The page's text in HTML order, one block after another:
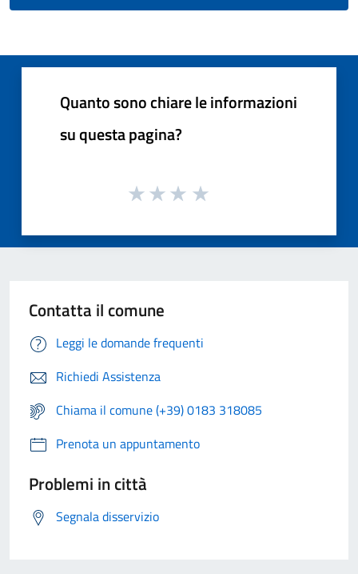
Quanto sono chiare le informazioni
su questa pagina?
Contatta il comune
Leggi le domande frequenti
Richiedi Assistenza
Chiama il comune (+39) 0183 318085
Prenota un appuntamento
Problemi in città
Segnala disservizio